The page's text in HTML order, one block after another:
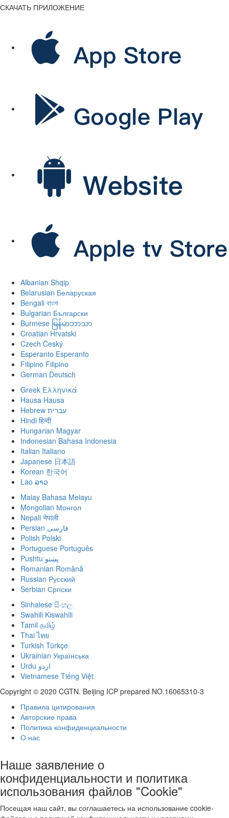
СКАЧАТЬ ПРИЛОЖЕНИЕ
Albanian Shqip
Belarusian Беларуская
Bengali বাংলা
Bulgarian Български
Burmese မြန်မာဘာသာ
Croatian Hrvatski
Czech Český
Esperanto Esperanto
Filipino Filipino
German Deutsch
Greek Ελληνικά
Hausa Hausa
Hebrew עברית
Hindi हिन्दी
Hungarian Magyar
Indonesian Bahasa Indonesia
Italian Italiano
Japanese 日本語
Korean 한국어
Lao ລາວ
Malay Bahasa Melayu
Mongolian Монгол
Nepali नेपाली
Persian فارسی
Polish Polski
Portuguese Português
Pushtu پښتو
Romanian Română
Russian Русский
Serbian Српски
Sinhalese සිංහල
Swahili Kiswahili
Tamil தமிழ்
Thai ไทย
Turkish Türkçe
Ukrainian Українська
Urdu اردو
Vietnamese Tiếng Việt
Copyright © 2020 CGTN. Beijing ICP prepared NO.16065310-3
Правила цитирования
Авторские права
Политика конфиденциальности
О нас
Наше заявление о
конфиденциальности и политика
использования файлов "Cookie"
Посещая наш сайт, вы соглашаетесь на использование cookie-